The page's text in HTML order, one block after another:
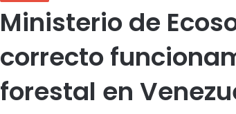
Ministerio de
correcto
forestal en